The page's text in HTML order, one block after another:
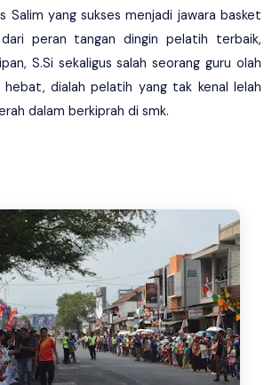
Salim yang sukses menjadi jawara basket
peran tangan dingin pelatih terbaik,
S.Si sekaligus salah seorang guru olah
hebat, dialah pelatih yang tak kenal lelah
dalam berkiprah di smk.